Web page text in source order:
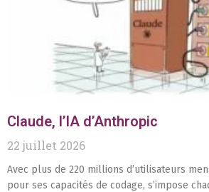
Claude, l’IA d’Anthropic
22 juillet 2026
Avec plus de 220 millions d’utilisateurs
pour ses capacités de codage, s’impose